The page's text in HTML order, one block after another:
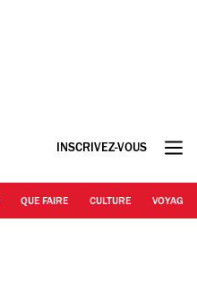
INSCRIVEZ-VOUS
QUE FAIRE CULTURE VOYAGE